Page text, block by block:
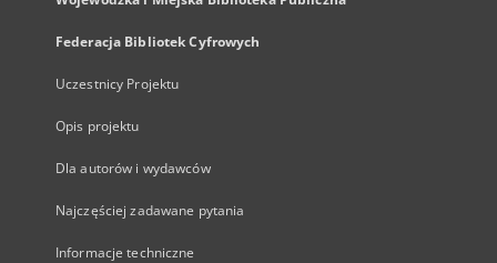
Federacja Bibliotek Cyfrowych
Uczestnicy Projektu
Opis projektu
Dla autorów i wydawców
Najczęściej zadawane pytania
Informacje techniczne